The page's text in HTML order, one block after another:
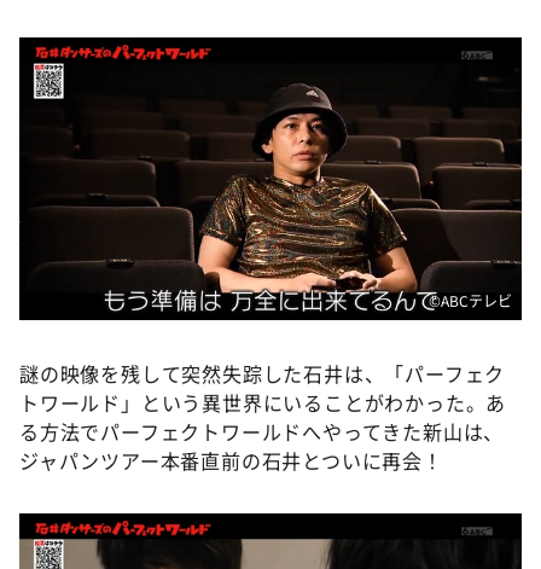
©ABCテレビ
謎の映像を残して突然失踪した石井は、「パーフェク
トワールド」という異世界にいることがわかった。あ
る方法でパーフェクトワールドへやってきた新山は、
ジャパンツアー本番直前の石井とついに再会！